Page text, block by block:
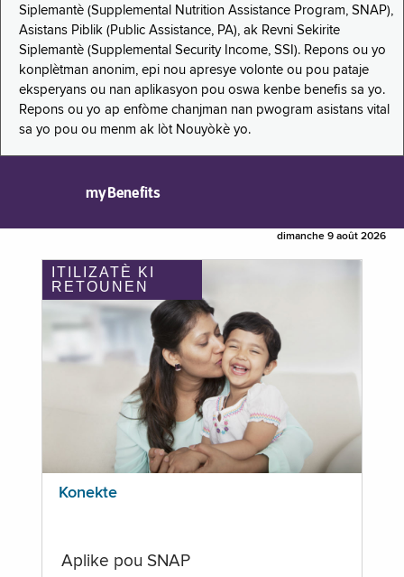
Siplemantè (Supplemental Nutrition Assistance Program, SNAP),
Asistans Piblik (Public Assistance, PA), ak Revni Sekirite
Siplemantè (Supplemental Security Income, SSI). Repons ou yo
konplètman anonim, epi nou apresye volonte ou pou pataje
eksperyans ou nan aplikasyon pou oswa kenbe benefis sa yo.
Repons ou yo ap enfòme chanjman nan pwogram asistans vital
sa yo pou ou menm ak lòt Nouyòkè yo.
myBenefits
dimanche 9 août 2026
ITILIZATÈ KI
RETOUNEN
Konekte
Aplike pou SNAP